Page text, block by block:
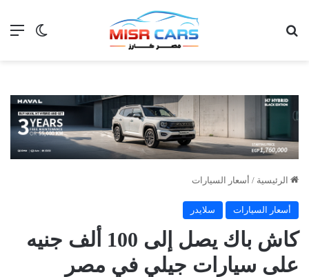
الوضع
الرئيسية / أسعار السيارات
أسعار السيارات سلايدر
كاش باك يصل إلى 100 ألف جنيه
على سيارات جيلي في مصر